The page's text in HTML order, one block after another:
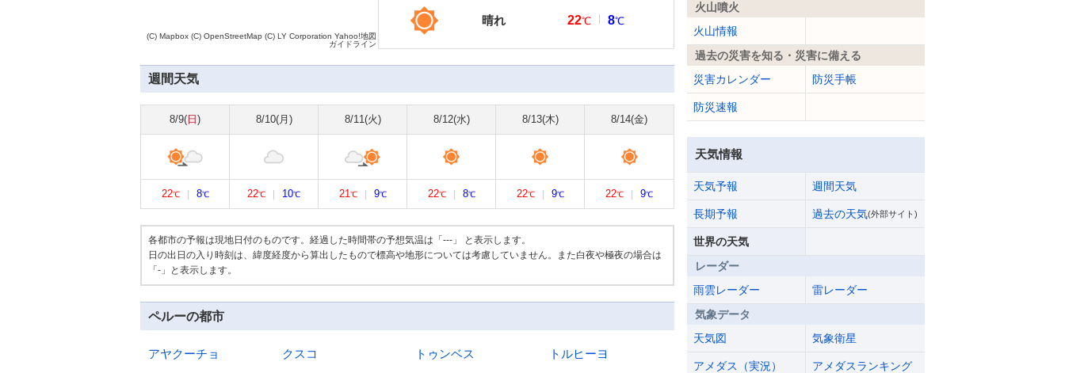
(C) Mapbox (C) OpenStreetMap (C) LY Corporation Yahoo!地図
ガイドライン
晴れ 22℃ 8℃
週間天気
8/9( 日 ) 8/10(月 ) 8/11(火) 8/12(水) 8/13(木) 8/14(金)
22℃ 8℃ 22℃ 10℃ 21℃ 9℃ 22℃ 8℃ 22℃ 9℃ 22℃ 9℃
各都市の予報は現地日付のものです。経過した時間帯の予想気温は「---」 と表示します。
日の出日の入り時刻は、緯度経度から算出したもので標高や地形については考慮していません。また白夜や極夜の場合は
「-」と表示します。
ペルーの都市
アヤクーチョ クスコ トゥンベス トルヒーヨ
火山噴火
火山情報
過去の災害を知る・災害に備える
災害カレンダー
防災手帳
防災速報
天気情報
天気予報 週間天気
長期予報 過去の天気(外部サイト)
世界の天気
レーダー
雨雲レーダー
雷レーダー
気象データ
天気図
気象衛星
アメダス（実況）
アメダスランキング